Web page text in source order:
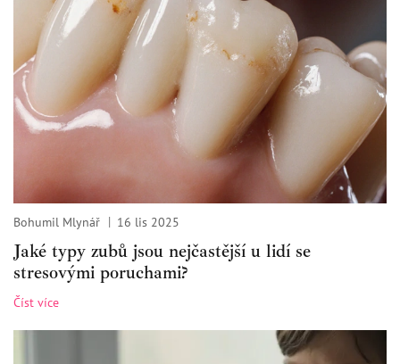
Bohumil Mlynář 16 lis 2025
Jaké typy zubů jsou nejčastější u lidí se
stresovými poruchami?
Číst více